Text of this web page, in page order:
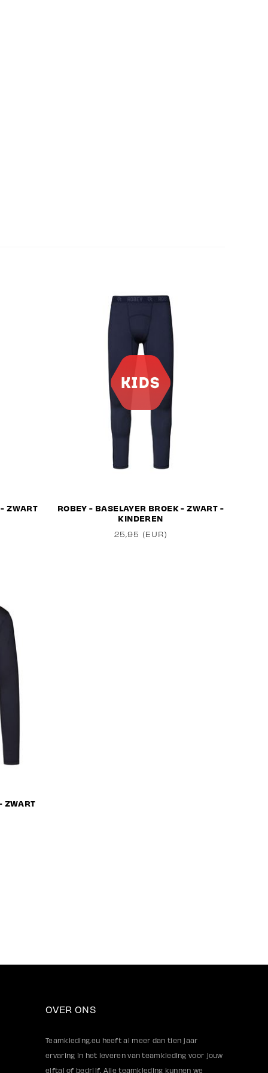
ZWART
ROBEY - BASELAYER BROEK - ZWART -
KINDEREN
25,95 (EUR)
ZWART
OVER ONS
Teamkleding.eu heeft al meer dan tien jaar
ervaring in het leveren van teamkleding voor jouw
elftal of bedrijf. Alle teamkleding kunnen we